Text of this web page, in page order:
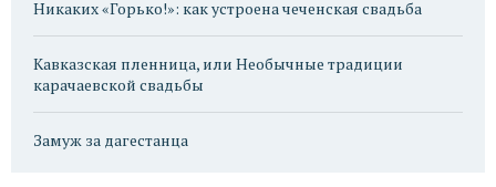
Никаких «Горько!»: как устроена чеченская свадьба
Кавказская пленница, или Необычные традиции
карачаевской свадьбы
Замуж за дагестанца